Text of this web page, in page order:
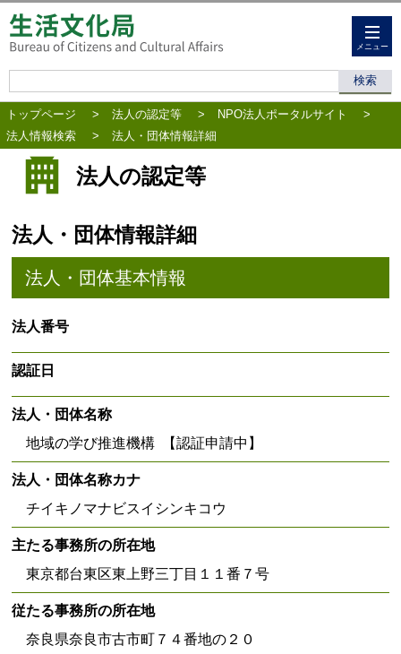
メニュー
トップページ > 法人の認定等 > NPO法人ポータルサイト
>
法人情報検索
> 法人・団体情報詳細
法人の認定等
法人・団体情報詳細
法人・団体基本情報
法人番号
認証日
法人・団体名称
地域の学び推進機構 【認証申請中】
法人・団体名称カナ
チイキノマナビスイシンキコウ
主たる事務所の所在地
東京都台東区東上野三丁目１１番７号
従たる事務所の所在地
奈良県奈良市古市町７４番地の２０